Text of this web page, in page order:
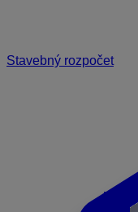
Stavebný rozpočet